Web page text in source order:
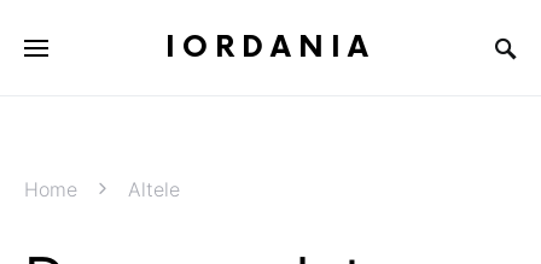
IORDANIA
Home Altele